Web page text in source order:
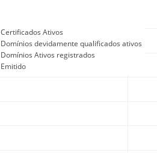
Certificados Ativos
Domínios devidamente qualificados ativos
Domínios Ativos registrados
Emitido